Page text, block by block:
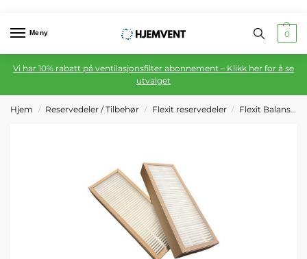
Meny 0
Vi har 10% rabatt på ventilasjonsfilter abonnement – Klikk her for å se
utvalget
Hjem / Reservedeler / Tilbehør / Flexit reservedeler / Flexit Balansert ventilasjon